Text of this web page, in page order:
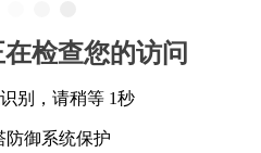
检查您的访问
别，请稍等 1秒
防御系统保护